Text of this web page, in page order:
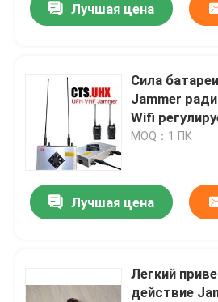
Товары
Видео
О нас
Лучшая цена
Сила
Jammer
Wifi
омов
MOQ：1 ПК
Лучшая цена
Легкий
действие